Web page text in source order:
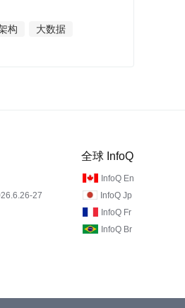
构 大数据
27
全球 InfoQ
InfoQ En
InfoQ Jp
InfoQ Fr
InfoQ Br